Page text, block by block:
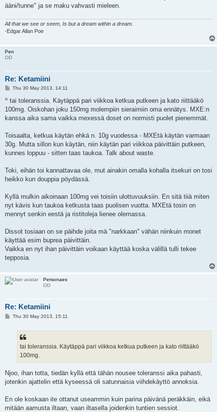
ääni/tunne" ja se maku vahvasti mieleen.
All that we see or seem, Is but a dream within a dream.
-Edgar Allan Poe
Pen
OD
Re: Ketamiini
P
s
Thu 30 May 2013, 14:11
^ tai toleranssia. Käytäppä pari viikkoa ketkua putkeen ja kato riittääkö
100mg. Oiskohan joku 150mg molempiin sieraimiin oma ennätys. MXE:n
kanssa aika sama vaikka mexessä doset on normisti puolet pienemmät.
Toisaalta, ketkua käytän ehkä n. 10g vuodessa - MXEtä käytän varmaan
30g. Mutta sillon kun käytän, niin käytän pari viikkoa päivittäin putkeen,
kunnes loppuu - sitten taas taukoa. Talk about waste.
Toki, eihän toi kannattavaa ole, mut ainakin omalla kohalla itsekuri on tosi
heikko kun douppia pöydässä.
Kyllä mulkin aikoinaan 100mg vei toisiin ulottuvuuksiin. En sitä tiiä miten
nyt kävis kun taukoa ketkusta taas puolisen vuotta. MXEtä tosin on
mennyt senkin eestä ja ristitoleja lienee olemassa.
Dissot tosiaan on se päihde joita mä "narkkaan" vähän niinkuin monet
käyttää esim buprea päivittäin.
Vaikka en nyt ihan päivittäin voikaan käyttää koska välillä tulli tekee
tepposia.
Personaes
OD
Re: Ketamiini
PThu 30 May 2013, 15:11
tai toleranssia. Käytäppä pari viikkoa ketkua putkeen ja kato riittääkö
100mg.
Njoo, ihan totta, tiedän kyllä että tähän nousee toleranssi aika pahasti,
jotenkin ajattelin että kyseessä oli satunnaisia viihdekäyttö annoksia.
En ole koskaan ite ottanut useammin kuin parina päivänä peräkkäin, eikä
mitään aamusta iltaan, vaan iltasella joidenkin tuntien sessiot.